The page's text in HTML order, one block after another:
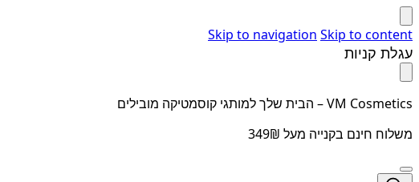
Skip to navigation Skip to content
עגלת קניות
VM Cosmetics – הבית שלך למותגי קוסמטיקה מובילים
משלוח חינם בקנייה מעל 349₪